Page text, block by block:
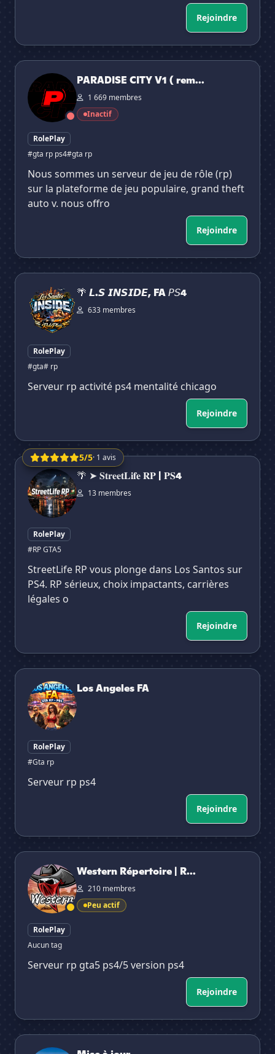
Rejoindre
PARADISE CITY V1 ( remastered )
PARADISE CITY V1 ( rem...
1 669 membres
Inactif
RolePlay
#gta rp ps4#gta rp
Nous sommes un serveur de jeu de rôle (rp)
sur la plateforme de jeu populaire, grand theft
auto v. nous offro
Rejoindre
🌴 𝙇.𝙎 𝙄𝙉𝙎𝙄𝘿𝙀, FA 𝘗𝘚4
🌴 𝙇.𝙎 𝙄𝙉𝙎𝙄𝘿𝙀, FA 𝘗𝘚4
633 membres
RolePlay
#gta# rp
Serveur rp activité ps4 mentalité chicago
Rejoindre
5/5· 1 avis
🌴 ➤ 𝐒𝐭𝐫𝐞𝐞𝐭𝐋𝐢𝐟𝐞 𝐑𝐏 | 𝐏𝐒4
🌴 ➤ 𝐒𝐭𝐫𝐞𝐞𝐭𝐋𝐢𝐟𝐞 𝐑𝐏 | 𝐏𝐒4
13 membres
RolePlay
#RP GTA5
StreetLife RP vous plonge dans Los Santos sur
PS4. RP sérieux, choix impactants, carrières
légales o
Rejoindre
Los Angeles FA
Los Angeles FA
RolePlay
#Gta rp
Serveur rp ps4
Rejoindre
Western Répertoire | RDR RP
Western Répertoire | R...
210 membres
Peu actif
RolePlay
Aucun tag
Serveur rp gta5 ps4/5 version ps4
Rejoindre
Mise à jour